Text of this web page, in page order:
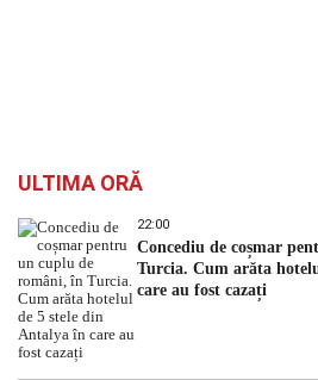
ULTIMA ORĂ
22:00
Concediu de coșmar
Turcia. Cum arăta
care au fost cazați